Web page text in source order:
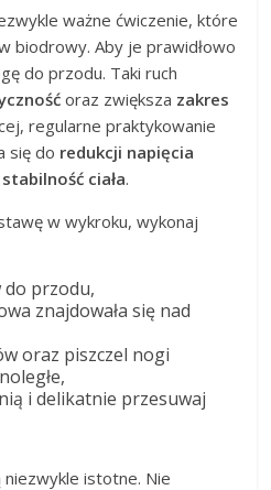
ważne ćwiczenie, które
biodrowy. Aby je prawidłowo
do przodu. Taki ruch
oraz zwiększa zakres
regularne praktykowanie
się do redukcji napięcia
stabilność ciała.
w wykroku, wykonaj
do przodu,
znajdowała się nad
oraz piszczel nogi
i delikatnie przesuwaj
istotne. Nie